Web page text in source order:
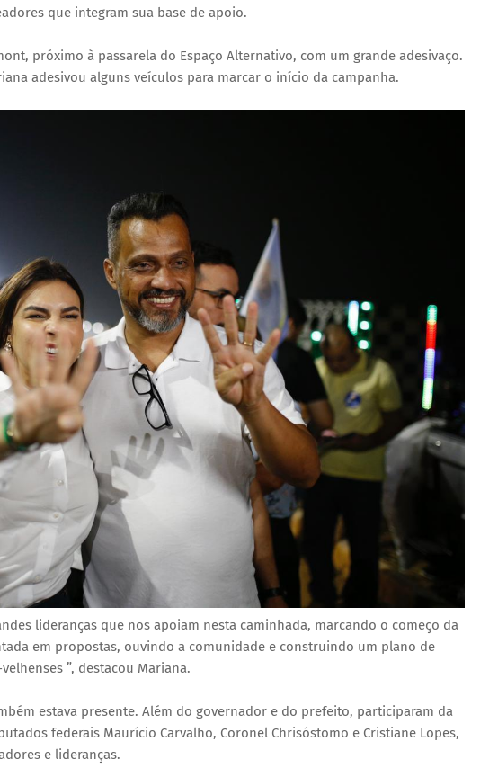
que integram sua base de apoio.
próximo à passarela do Espaço Alternativo, com um grande adesivaço.
adesivou alguns veículos para marcar o início da campanha.
lideranças que nos apoiam nesta caminhada, marcando o começo da
em propostas, ouvindo a comunidade e construindo um plano de
”, destacou Mariana.
estava presente. Além do governador e do prefeito, participaram da
federais Maurício Carvalho, Coronel Chrisóstomo e Cristiane Lopes,
e lideranças.